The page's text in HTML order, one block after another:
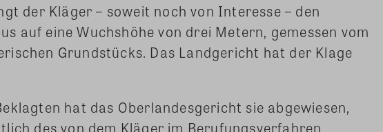
der Kläger – soweit noch von Interesse – den
auf eine Wuchshöhe von drei Metern, gemessen vom
Grundstücks. Das Landgericht hat der Klage
hat das Oberlandesgericht sie abgewiesen,
des von dem Kläger im Berufungsverfahren